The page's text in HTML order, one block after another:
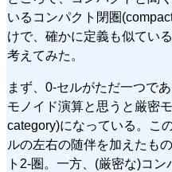
いるコンパクト閉圏
けで、確かに定義も似てい
考えてみた。
まず、0-セルがただ一つで
モノイド演算と思うと厳密
category)になっている。こ
ルの左右の随伴を加えたも
ト2-圏。一方、(厳密な)コ